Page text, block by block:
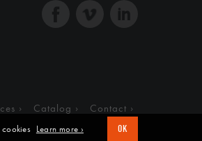
Catalog Contact
Learn more › OK